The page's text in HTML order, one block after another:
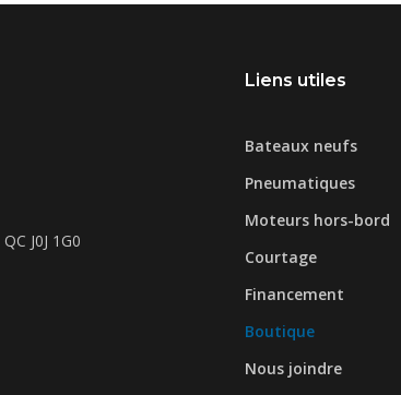
QC J0J 1G0
Liens utiles
Bateaux neufs
Pneumatiques
Moteurs hors-bord
Courtage
Financement
Boutique
Nous joindre